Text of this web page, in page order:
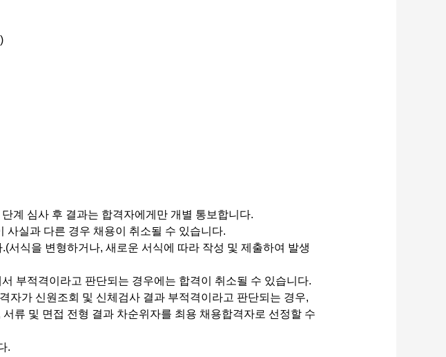
계 심사 후 결과는 합격자에게만 개별 통보합니다.
실과 다른 경우 채용이 취소될 수 있습니다.
서식을 변형하거나, 새로운 서식에 따라 작성 및 제출하여 발생
부적격이라고 판단되는 경우에는 합격이 취소될 수 있습니다.
자가 신원조회 및 신체검사 결과 부적격이라고 판단되는 경우,
류 및 면접 전형 결과 차순위자를 최용 채용합격자로 선정할 수
.